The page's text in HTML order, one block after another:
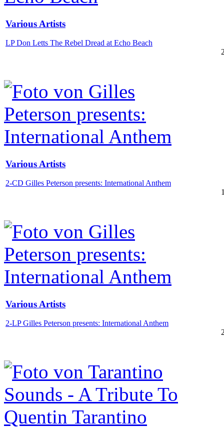
Various Artists
LP Don Letts The Rebel Dread at Echo Beach
Various Artists
2-CD Gilles Peterson presents: International Anthem
Various Artists
2-LP Gilles Peterson presents: International Anthem